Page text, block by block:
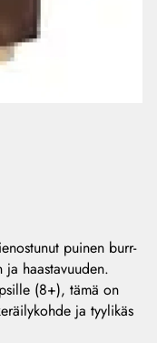
puinen burr-
haastavuuden.
(8+), tämä on
ja tyylikäs